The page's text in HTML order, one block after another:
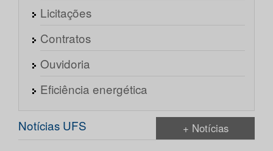
Licitações
Contratos
Ouvidoria
Eficiência energética
Notícias UFS + Notícias